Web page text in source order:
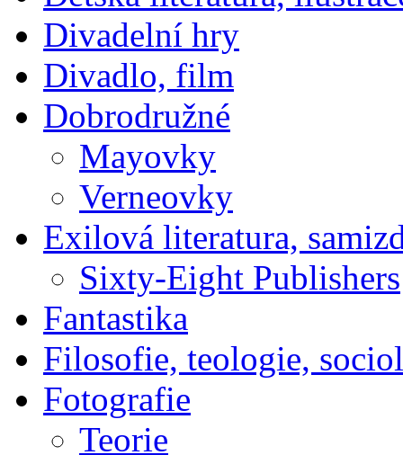
Divadelní hry
Divadlo, film
Dobrodružné
Mayovky
Verneovky
Exilová literatura,
Sixty-Eight Publishers
Fantastika
Filosofie, teologie,
Fotografie
Teorie